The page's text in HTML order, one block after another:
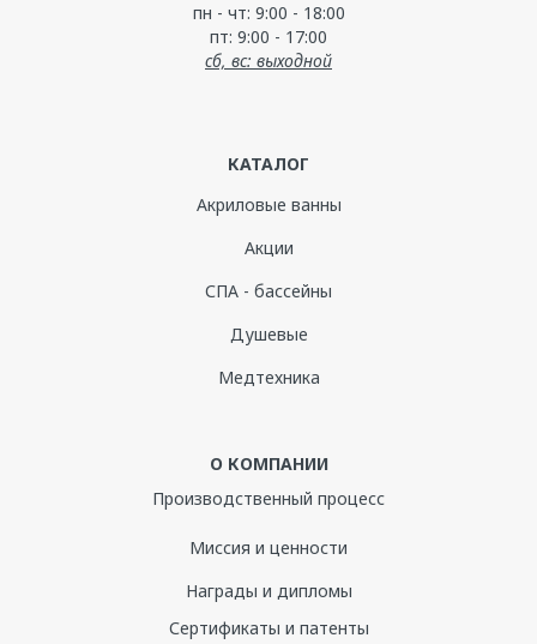
Диаметр отверстия под слив-перелив, мм
пн - чт: 9:00 - 18:00
пт: 9:00 - 17:00
сб, вс: выходной
КАТАЛОГ
Акриловые ванны
Акции
СПА - бассейны
Душевые
Медтехника
О КОМПАНИИ
Производственный процесс
Миссия и ценности
Награды и дипломы
Сертификаты и патенты